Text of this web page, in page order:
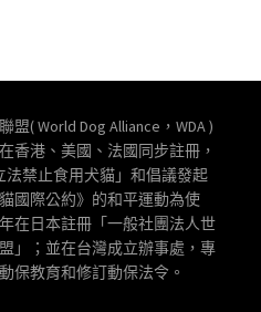
盟( World Dog Alliance，WDA )
香港、美國、法國同步註冊，
法禁止食用犬貓」和倡議發起
貓國際公約》的和平運動為使
在日本註冊「一般社團法人世
」；並在台灣成立辦事處，專
保教育和修訂動保法令。